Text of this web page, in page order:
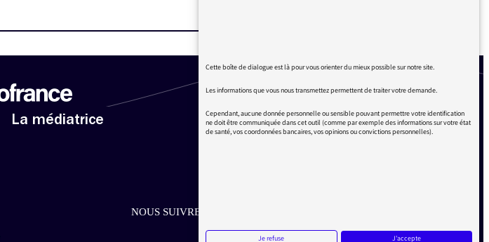
La médiatrice
NOUS SUIVRE SUR LES RÉSEAUX
Cette boîte de dialogue est là pour vous orienter du mieux possible sur notre site.
Les informations que vous nous transmettez permettent de traiter votre demande.
Cependant, aucune donnée personnelle ou sensible pouvant permettre votre identification
ne doit être communiquée dans cet outil (comme par exemple des informations sur votre état
de santé, vos coordonnées bancaires, vos opinions ou convictions personnelles).
Je refuse J'accepte